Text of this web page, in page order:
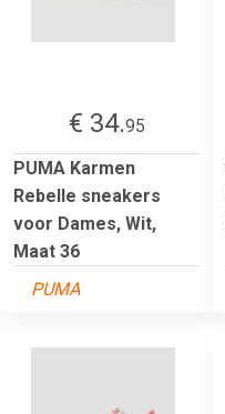
€ 34.95
PUMA Karmen
Rebelle sneakers
voor Dames, Wit,
Maat 36
PUMA